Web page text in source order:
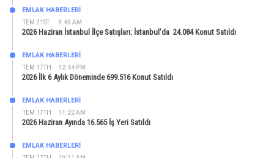
TEM 21ST 9:40 AM
EMLAK HABERLERI
2026 Haziran İstanbul İlçe Satışları: İstanbul’da 24.084 Konut Satıldı
TEM 17TH 12:44 PM
EMLAK HABERLERI
2026 İlk 6 Aylık Döneminde 699.516 Konut Satıldı
TEM 17TH 11:22 AM
EMLAK HABERLERI
2026 Haziran Ayında 16.565 İş Yeri Satıldı
EMLAK HABERLERI